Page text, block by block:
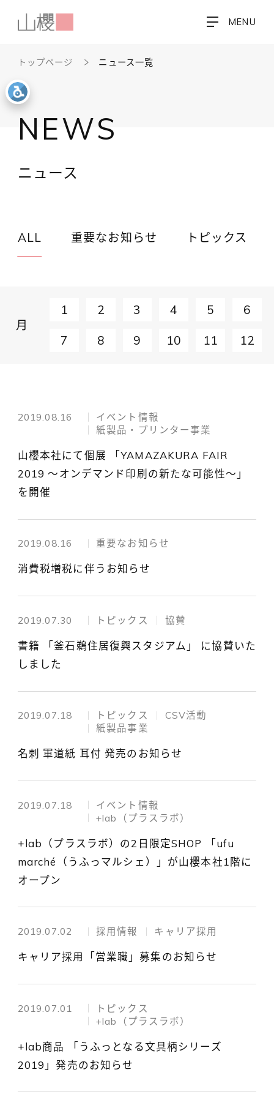
MENU
トップページ ニュース一覧
NEWS
ニュース
ALL 重要なお知らせ トピックス
月
1 2 3 4 5 6
7 8 9 10 11 12
2019.08.16
イベント情報
紙製品・プリンター事業
山櫻本社にて個展 「YAMAZAKURA FAIR
2019 ～オンデマンド印刷の新たな可能性～」
を開催
2019.08.16 重要なお知らせ
消費税増税に伴うお知らせ
2019.07.30 トピックス 協賛
書籍 「釜石鵜住居復興スタジアム」 に協賛いた
しました
2019.07.18 トピックス
CSV活動
紙製品事業
名刺 軍道紙 耳付 発売のお知らせ
2019.07.18
イベント情報
+lab（プラスラボ）
+lab（プラスラボ）の2日限定SHOP 「ufu
marché（うふっマルシェ）」が山櫻本社1階に
オープン
2019.07.02 採用情報 キャリア採用
キャリア採用「営業職」募集のお知らせ
2019.07.01
トピックス
+lab（プラスラボ）
+lab商品 「うふっとなる文具柄シリーズ
2019」発売のお知らせ